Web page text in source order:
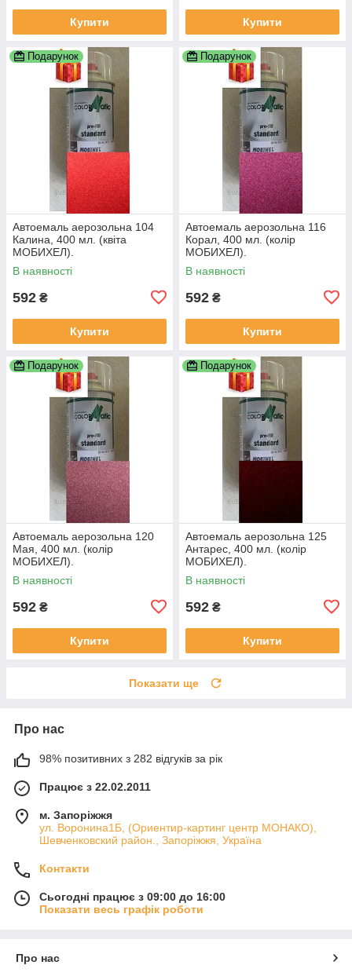
Купити Купити
Подарунок
Автоемаль аерозольна 104
Калина, 400 мл. (квіта
МОБИХЕЛ).
В наявності
592 ₴
Купити
Подарунок
Автоемаль аерозольна 116
Корал, 400 мл. (колір
МОБИХЕЛ).
В наявності
592 ₴
Купити
Подарунок
Автоемаль аерозольна 120
Мая, 400 мл. (колір
МОБИХЕЛ).
В наявності
592 ₴
Купити
Подарунок
Автоемаль аерозольна 125
Антарес, 400 мл. (колір
МОБИХЕЛ).
В наявності
592 ₴
Купити
Показати ще
Про нас
98% позитивних з 282 відгуків за рік
Працює з 22.02.2011
м. Запоріжжя
ул. Воронина1Б, (Ориентир-картинг центр МОНАКО),
Шевченковский район., Запоріжжя, Україна
Контакти
Сьогодні працює з 09:00 до 16:00
Показати весь графік роботи
Про нас